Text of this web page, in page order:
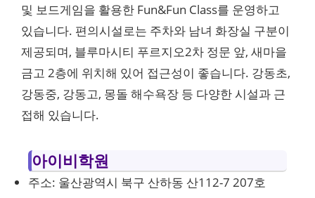
및 보드게임을 활용한 Fun&Fun Class를 운영하고
있습니다. 편의시설로는 주차와 남녀 화장실 구분이
제공되며, 블루마시티 푸르지오2차 정문 앞, 새마을
금고 2층에 위치해 있어 접근성이 좋습니다. 강동초,
강동중, 강동고, 몽돌 해수욕장 등 다양한 시설과 근
접해 있습니다.
아이비학원
주소: 울산광역시 북구 산하동 산112-7 207호